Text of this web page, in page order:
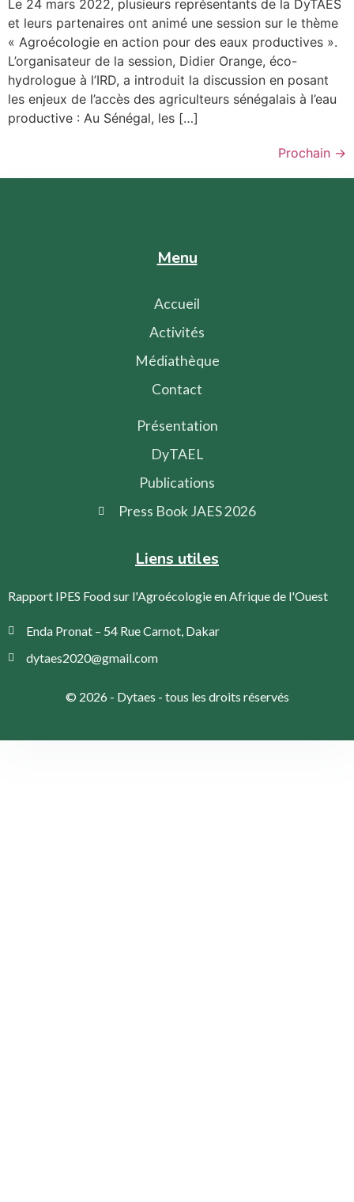
Le 24 mars 2022, plusieurs représentants de la DyTAES
et leurs partenaires ont animé une session sur le thème
« Agroécologie en action pour des eaux productives ».
L’organisateur de la session, Didier Orange, éco-
hydrologue à l’IRD, a introduit la discussion en posant
les enjeux de l’accès des agriculteurs sénégalais à l’eau
productive : Au Sénégal, les […]
Prochain →
Menu
Accueil
Activités
Médiathèque
Contact
Présentation
DyTAEL
Publications
Press Book JAES 2026
Liens utiles
Rapport IPES Food sur l'Agroécologie en Afrique de l'Ouest
Enda Pronat – 54 Rue Carnot, Dakar
dytaes2020@gmail.com
© 2026 - Dytaes - tous les droits réservés